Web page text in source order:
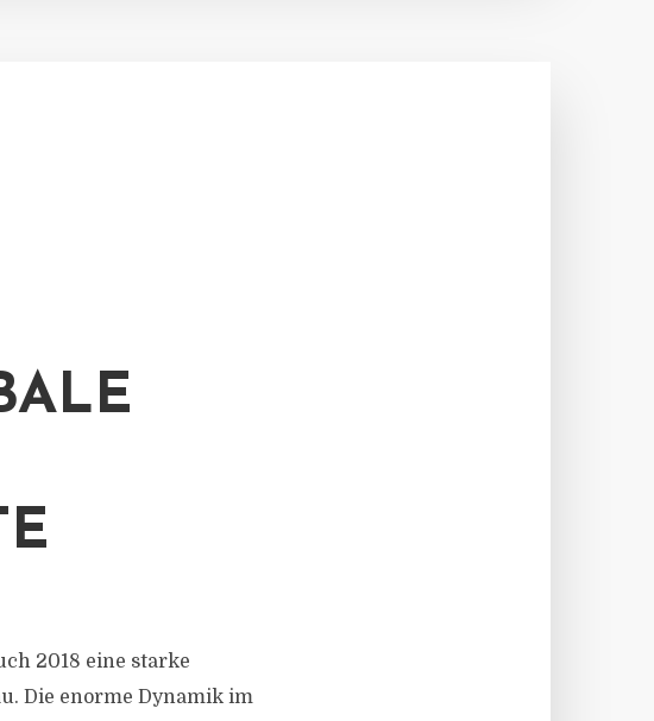
2018 eine starke
Die enorme Dynamik im